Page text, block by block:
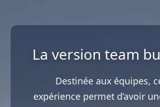
La version team
Destinée aux équipes,
expérience permet d’avoir